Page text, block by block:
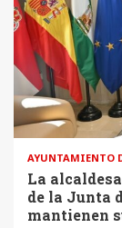
AYUNTAMIENTO
La
de la Junta
mantienen